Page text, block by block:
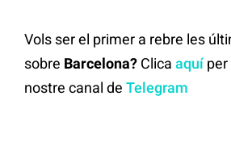
Vols ser el primer a rebre les
sobre Barcelona? Clica aquíper
nostre canal de Telegram